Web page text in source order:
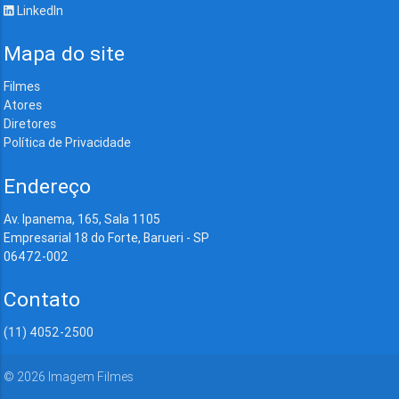
LinkedIn
Mapa do site
Filmes
Atores
Diretores
Política de Privacidade
Endereço
Av. Ipanema, 165, Sala 1105
Empresarial 18 do Forte, Barueri - SP
06472-002
Contato
(11) 4052-2500
© 2026 Imagem Filmes